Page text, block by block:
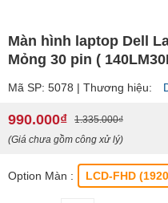
Màn hình laptop Dell
Mỏng 30 pin (
Mã SP: 5078 | Thương hiệu:
990.000₫
1.335.000₫
(Giá chưa gồm công xử lý)
Option Màn : LCD-FHD